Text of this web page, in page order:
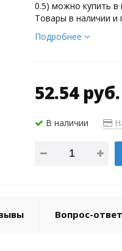
0.5) можно купить в
Товары в наличии и
Подробнее
52.54 руб.
В наличии
Вопрос-ответ